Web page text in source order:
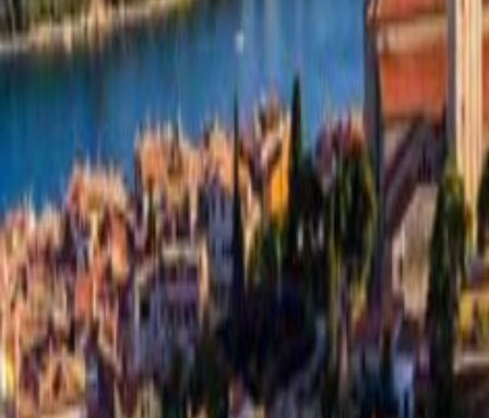
AGGIUNGI AL
CARRELLO
AGGIUNGI AL
CARRELLO